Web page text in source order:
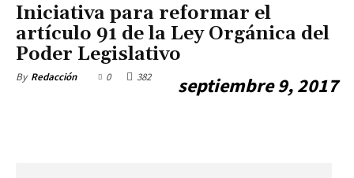
Iniciativa para reformar el
artículo 91 de la Ley Orgánica del
Poder Legislativo
By Redacción septiembre 9, 2017
0 382